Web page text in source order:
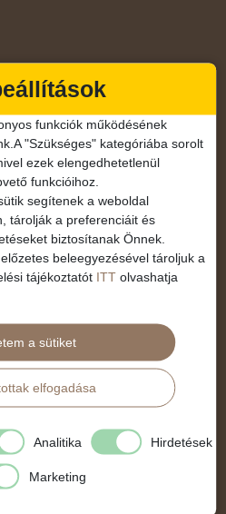
funkciók működésének
"Szükséges" kategóriába sorolt
ezek elengedhetetlenül
funkcióihoz.
segítenek a weboldal
tárolják a preferenciáit és
biztosítanak Önnek.
beleegyezésével tároljuk a
tájékoztatót ITT olvashatja
a sütiket
elfogadása
Analitika Hirdetések
Marketing